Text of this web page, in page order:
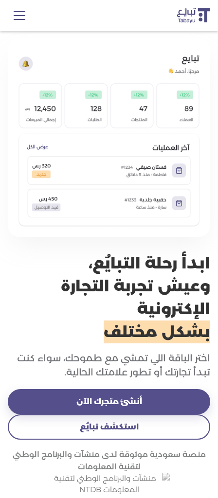
ابدأ رحلة التبايُع،
وعيش تجربة التجارة
الإكترونية
بشكل مختلف
اختر الباقة اللي تمشي مع طموحك، سواء كنت
تبدأ تجارتك أو تطور علامتك الحالية.
أنشئ متجرك الآن
استكشف تبايُع
منصة سعودية موثوقة لدى منشآت والبرنامج الوطني
لتقنية المعلومات